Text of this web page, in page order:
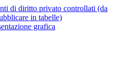
di diritto privato controllati (da
in tabelle)
grafica